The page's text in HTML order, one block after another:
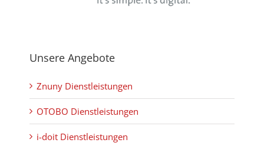
Unsere Angebote
Znuny Dienstleistungen
OTOBO Dienstleistungen
i-doit Dienstleistungen